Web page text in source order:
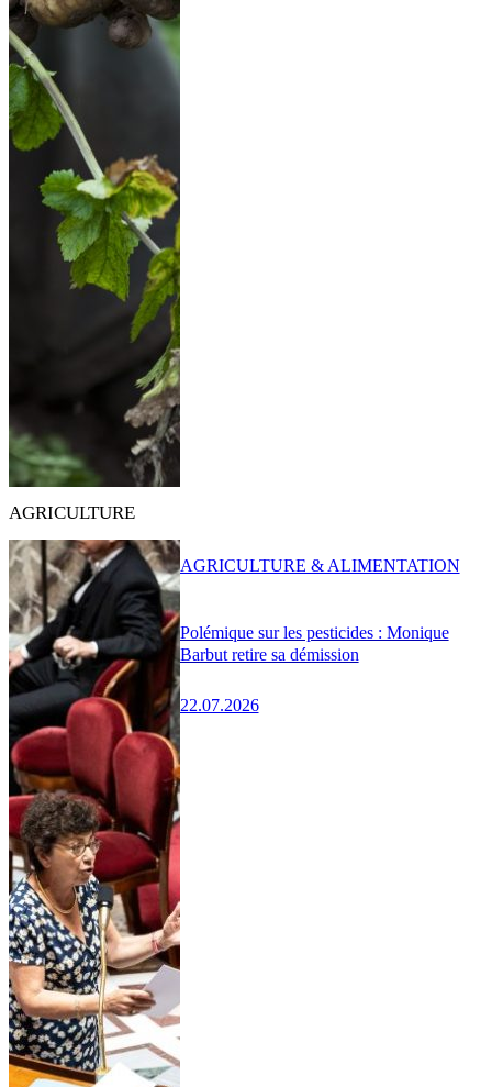
AGRICULTURE
Polémique sur les pesticides : Monique
Barbut retire sa démission
22.07.2026
AGRICULTURE & ALIMENTATION